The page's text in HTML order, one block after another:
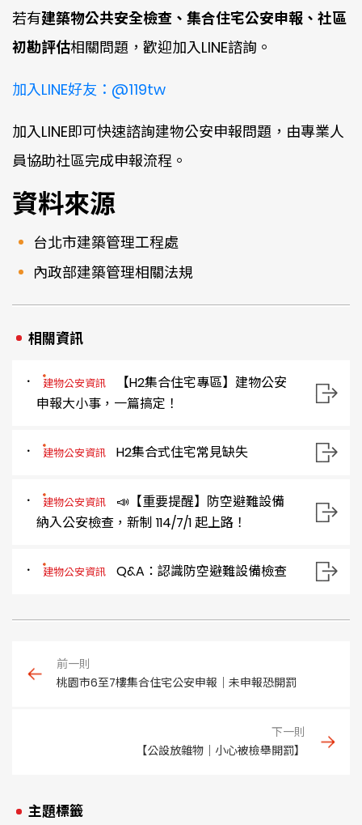
若有建築物公共安全檢查、集合住宅公安申報、社區
初勘評估相關問題，歡迎加入LINE諮詢。
加入LINE好友：@119tw
加入LINE即可快速諮詢建物公安申報問題，由專業人
員協助社區完成申報流程。
資料來源
台北市建築管理工程處
內政部建築管理相關法規
相關資訊
建物公安資訊
【H2集合住宅專區】建物公安
申報大小事，一篇搞定！
建物公安資訊 H2集合式住宅常見缺失
建物公安資訊
📣【重要提醒】防空避難設備
納入公安檢查，新制 114/7/1 起上路！
建物公安資訊 Q&A：認識防空避難設備檢查
桃園市6至7樓集合住宅公安申報｜未申報恐開罰
【公設放雜物｜小心被檢舉開罰】
主題標籤